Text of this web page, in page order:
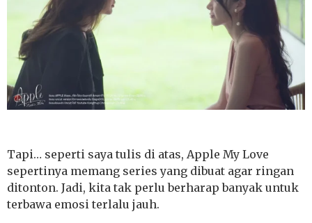
Tapi… seperti saya tulis di atas, Apple My Love
sepertinya memang series yang dibuat agar ringan
ditonton. Jadi, kita tak perlu berharap banyak untuk
terbawa emosi terlalu jauh.